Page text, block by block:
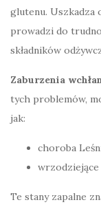
glutenu. Uszkadza
prowadzi do
składników
Zaburzenia
tych problemów,
jak:
choroba
Te stany zapalne